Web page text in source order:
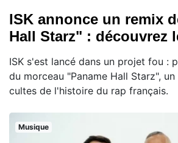
ISK annonce un remix
Hall Starz" : découvrez
ISK s'est lancé dans un projet fou :
du morceau "Paname Hall Starz",
cultes de l'histoire du rap français.
Musique